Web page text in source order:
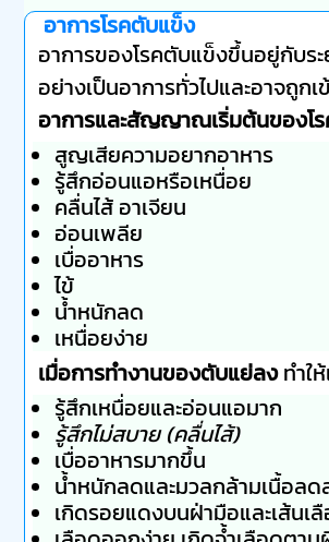
อาการโรคตับแข็ง
อาการของโรคตับแข็งขึ้นอยู่กับร
อย่างเป็นอาการทั่วไปและอาจถูก
อาการและสัญญาณเริ่มต้นของโ
สูญเสียความอยากอาหาร
รู้สึกอ่อนแอหรือเหนื่อย
คลื่นไส้ อาเจียน
อ่อนเพลีย
เบื่ออาหาร
ไข้
น้ำหนักลด
เหนื่อยง่าย
เมื่อการทำงานของตับแย่ลงทำใ
รู้สึกเหนื่อยและอ่อนแอมาก
รู้สึกไม่สบาย (คลื่นไส้)
เบื่ออาหารมากขึ้น
น้ำหนักลดและมวลกล้ามเนื้อลด
เกิดรอยแดงบนฝ่ามือและเส้น